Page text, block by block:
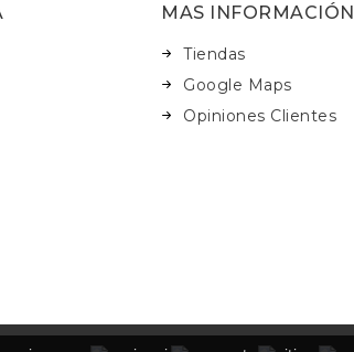
MAS INFORMACIÓN
Tiendas
Google Maps
Opiniones Clientes